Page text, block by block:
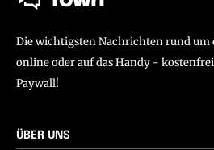
Die wichtigsten Nachrichten rund um
online oder auf das Handy -
Paywall!
ÜBER UNS